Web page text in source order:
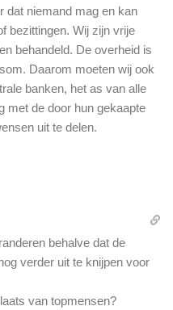
dat niemand mag en kan
bezittingen. Wij zijn vrije
behandeld. De overheid is
Daarom moeten wij ook
banken, het as van alle
met de door hun gekaapte
uit te delen.
behalve dat de
verder uit te knijpen voor
van topmensen?